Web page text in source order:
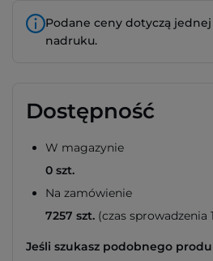
Podane ceny dotyczą
nadruku.
Dostępność
W magazynie
0 szt.
Na zamówienie
7257 szt. (czas sprowadzenia
Jeśli szukasz podobnego